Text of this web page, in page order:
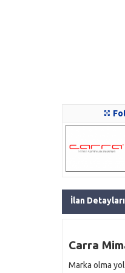
İlan Detayları
Carra
Marka olma